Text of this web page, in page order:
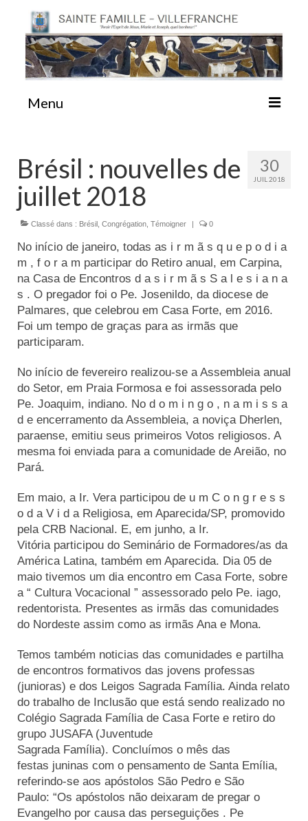
Menu
Sainte Emilie
La Congrégation
La Maison-Mère
Actualités
30
JUIL 2018
Brésil : nouvelles de
juillet 2018
Classé dans : Brésil Congrégation Témoigner 0
No início de janeiro, todas as i r m ã s q u e p o d i a
m , f o r a m participar do Retiro anual, em Carpina,
na Casa de Encontros d a s i r m ã s S a l e s i a n a
s . O pregador foi o Pe. Josenildo, da diocese de
Palmares, que celebrou em Casa Forte, em 2016.
Foi um tempo de graças para as irmãs que
participaram.
No início de fevereiro realizou-se a Assembleia anual
do Setor, em Praia Formosa e foi assessorada pelo
Pe. Joaquim, indiano. No d o m i n g o , n a m i s s a
d e encerramento da Assembleia, a noviça Dherlen,
paraense, emitiu seus primeiros Votos religiosos. A
mesma foi enviada para a comunidade de Areião, no
Pará.
Em maio, a Ir. Vera participou de u m C o n g r e s s
o d a V i d a Religiosa, em Aparecida/SP, promovido
pela CRB Nacional. E, em junho, a Ir.
Vitória participou do Seminário de Formadores/as da
América Latina, também em Aparecida. Dia 05 de
maio tivemos um dia encontro em Casa Forte, sobre
a “ Cultura Vocacional ” assessorado pelo Pe. iago,
redentorista. Presentes as irmãs das comunidades
do Nordeste assim como as irmãs Ana e Mona.
Temos também noticias das comunidades e partilha
de encontros formativos das jovens professas
(junioras) e dos Leigos Sagrada Família. Ainda relato
do trabalho de Inclusão que está sendo realizado no
Colégio Sagrada Família de Casa Forte e retiro do
grupo JUSAFA (Juventude
Sagrada Família). Concluímos o mês das
festas juninas com o pensamento de Santa Emília,
referindo-se aos apóstolos São Pedro e São
Paulo: “Os apóstolos não deixaram de pregar o
Evangelho por causa das perseguições . Pe